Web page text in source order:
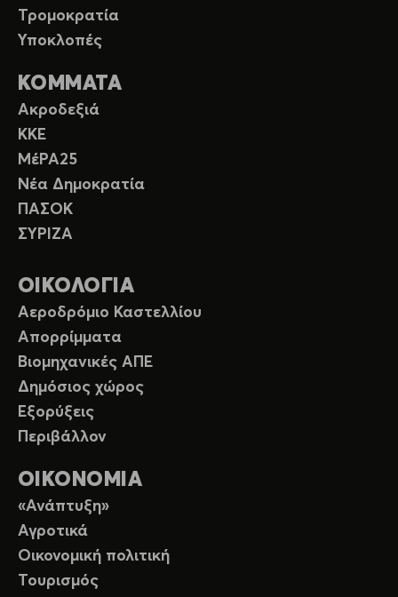
Τρομοκρατία
Υποκλοπές
ΚΟΜΜΑΤΑ
Ακροδεξιά
ΚΚΕ
ΜέΡΑ25
Νέα Δημοκρατία
ΠΑΣΟΚ
ΣΥΡΙΖΑ
ΟΙΚΟΛΟΓΙΑ
Αεροδρόμιο Καστελλίου
Απορρίμματα
Βιομηχανικές ΑΠΕ
Δημόσιος χώρος
Εξορύξεις
Περιβάλλον
ΟΙΚΟΝΟΜΙΑ
«Ανάπτυξη»
Αγροτικά
Οικονομική πολιτική
Τουρισμός